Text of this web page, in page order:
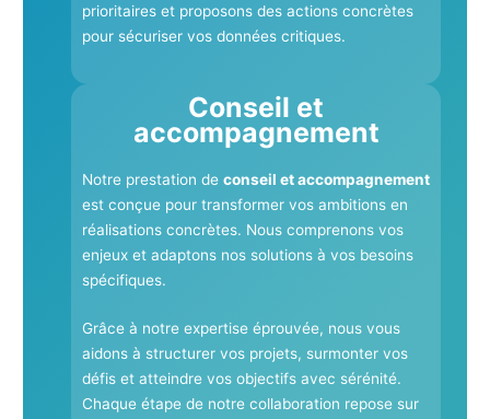
prioritaires et proposons des actions concrètes
pour sécuriser vos données critiques.
Conseil et
accompagnement
Notre prestation de conseil et accompagnement
est conçue pour transformer vos ambitions en
réalisations concrètes. Nous comprenons vos
enjeux et adaptons nos solutions à vos besoins
spécifiques.
Grâce à notre expertise éprouvée, nous vous
aidons à structurer vos projets, surmonter vos
défis et atteindre vos objectifs avec sérénité.
Chaque étape de notre collaboration repose sur